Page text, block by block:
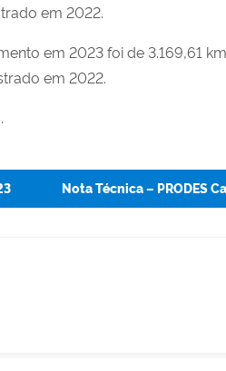
em 2022.
em 2023 foi de 3.169,61
em 2022.
Nota Técnica – PRODES